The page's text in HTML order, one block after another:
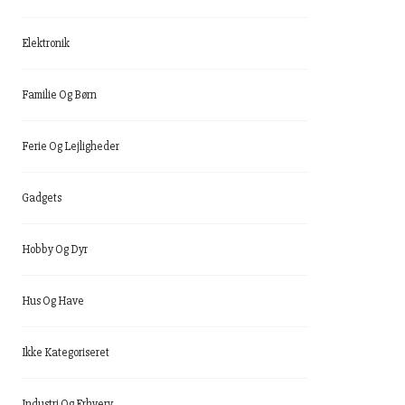
Elektronik
Familie Og Børn
Ferie Og Lejligheder
Gadgets
Hobby Og Dyr
Hus Og Have
Ikke Kategoriseret